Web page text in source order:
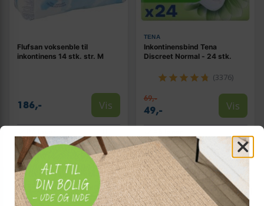
Flufsan voksenble til
inkontinens 14 stk. str. M
186,- Vis
TENA
Inkontinensbind Tena
Discreet Normal - 24 stk.
(3376)
69,-
49,- Vis